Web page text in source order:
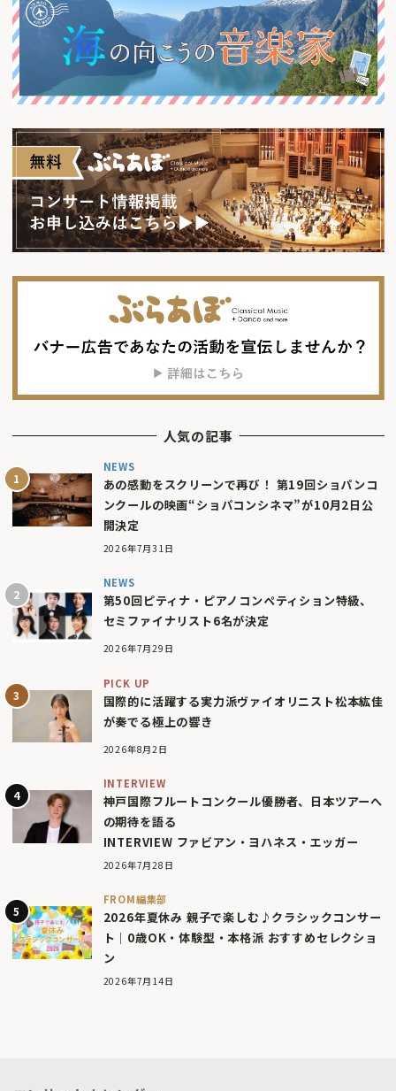
人気の記事
NEWS
あの感動をスクリーンで再び！ 第19回ショパンコ
ンクールの映画“ショパコンシネマ”が10月2日公
開決定
2026年7月31日
NEWS
第50回ピティナ・ピアノコンペティション特級、
セミファイナリスト6名が決定
2026年7月29日
PICK UP
国際的に活躍する実力派ヴァイオリニスト松本紘佳
が奏でる極上の響き
2026年8月2日
INTERVIEW
神戸国際フルートコンクール優勝者、日本ツアーへ
の期待を語る
INTERVIEW ファビアン・ヨハネス・エッガー
2026年7月28日
FROM編集部
2026年夏休み 親子で楽しむ♪クラシックコンサー
ト｜0歳OK・体験型・本格派 おすすめセレクショ
ン
2026年7月14日